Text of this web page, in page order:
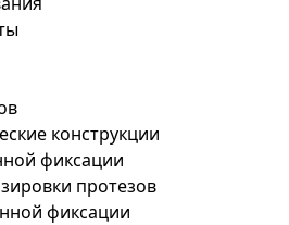
конструкции
фиксации
протезов
фиксации